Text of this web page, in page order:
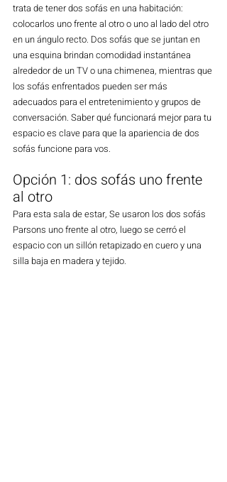
trata de tener dos sofás en una habitación:
colocarlos uno frente al otro o uno al lado del otro
en un ángulo recto. Dos sofás que se juntan en
una esquina brindan comodidad instantánea
alrededor de un TV o una chimenea, mientras que
los sofás enfrentados pueden ser más
adecuados para el entretenimiento y grupos de
conversación. Saber qué funcionará mejor para tu
espacio es clave para que la apariencia de dos
sofás funcione para vos.
Opción 1: dos sofás uno frente
al otro
Para esta sala de estar, Se usaron los dos sofás
Parsons uno frente al otro, luego se cerró el
espacio con un sillón retapizado en cuero y una
silla baja en madera y tejido.